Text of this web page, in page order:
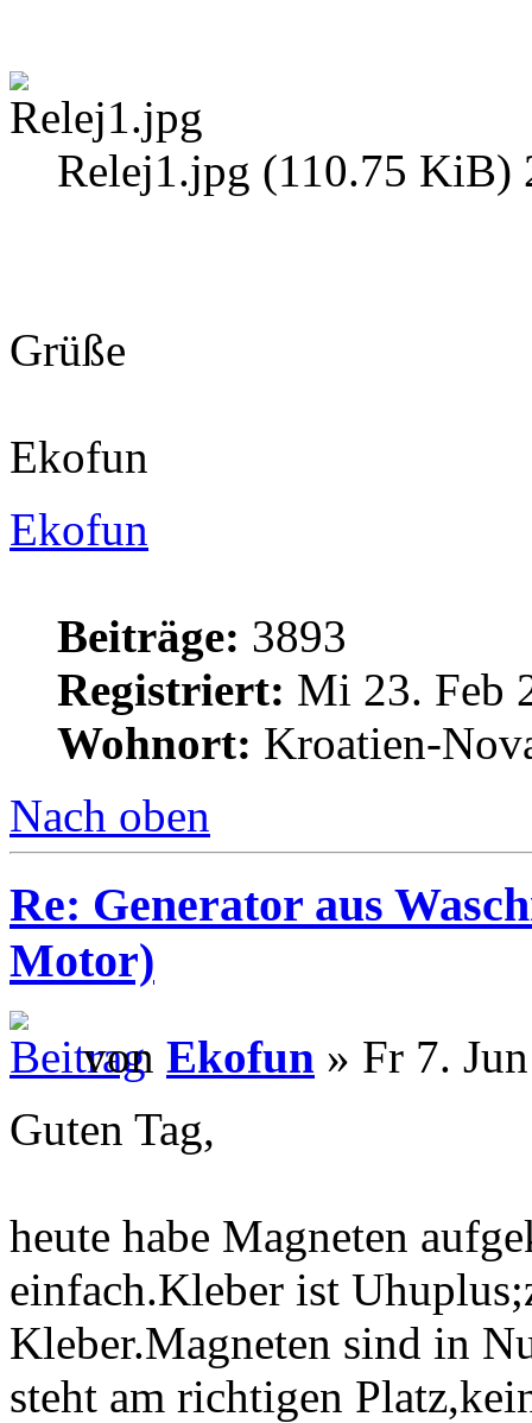
Relej1.jpg (110.75 KiB)
Grüße
Ekofun
Ekofun
Beiträge: 3893
Registriert: Mi 23. Feb
Wohnort: Kroatien-
Nach oben
Re: Generator aus
Motor)
von Ekofun » Fr 7.
Guten Tag,
heute habe Magneten
einfach.Kleber ist
Kleber.Magneten sind in
steht am richtigen